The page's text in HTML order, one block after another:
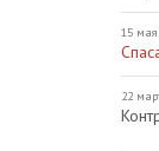
15 мая
22